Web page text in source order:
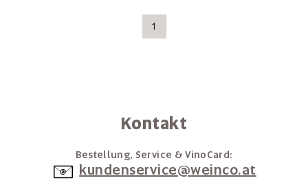
1
Kontakt
Bestellung, Service & VinoCard:
kundenservice@weinco.at